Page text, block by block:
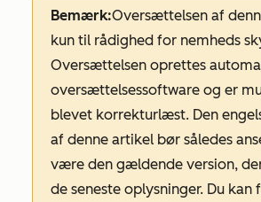
Bemærk:Oversættelsen af
kun til rådighed for nemheds
Oversættelsen oprettes
oversættelsessoftware og er
blevet korrekturlæst. Den
af denne artikel bør således
være den gældende version,
de seneste oplysninger. Du kan